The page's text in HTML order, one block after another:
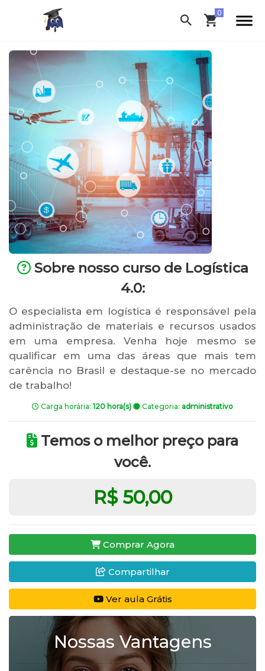
Sobre nosso curso de Logística
4.0:
O especialista em logística é responsável pela
administração de materiais e recursos usados
em uma empresa. Venha hoje mesmo se
qualificar em uma das áreas que mais tem
carência no Brasil e destaque-se no mercado
de trabalho!
Carga horária: 120 hora(s) Categoria: administrativo
Temos o melhor preço para
você.
R$ 50,00
Comprar Agora
Compartilhar
Ver aula Grátis
Nossas Vantagens